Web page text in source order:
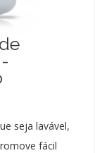
seja lavável,
fácil